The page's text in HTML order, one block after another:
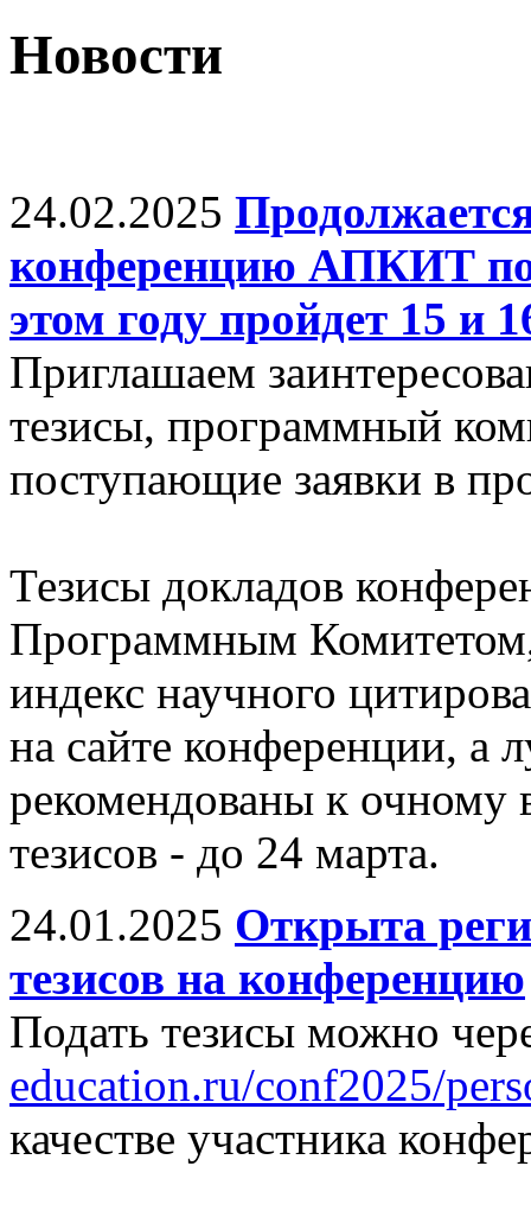
Новости
24.02.2025
конференцию АПКИТ
этом году пройдет 15 и
Приглашаем
тезисы, программный
поступающие заявки в
Тезисы докладов
Программным
индекс научного
на сайте конференции, а
рекомендованы к
тезисов - до 24 марта.
24.01.2025 Открыта
тезисов на конференцию
Подать тезисы можно
education.ru/conf2025/
качестве участника